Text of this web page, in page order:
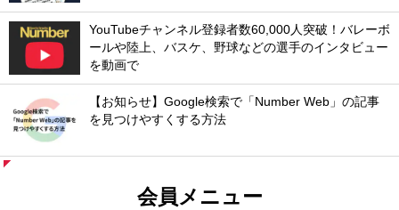
YouTubeチャンネル登録者数60,000人突破！バレーボ
ールや陸上、バスケ、野球などの選手のインタビュー
を動画で
【お知らせ】Google検索で「Number Web」の記事
を見つけやすくする方法
会員メニュー